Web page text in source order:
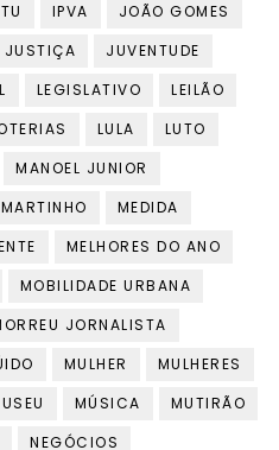
IPVA
JOÃO GOMES
JUSTIÇA
JUVENTUDE
LEGISLATIVO
LEILÃO
LULA
LUTO
MANOEL JUNIOR
MARTINHO
MEDIDA
MELHORES DO ANO
MOBILIDADE URBANA
JORNALISTA
MULHER
MULHERES
MÚSICA
MUTIRÃO
NEGÓCIOS